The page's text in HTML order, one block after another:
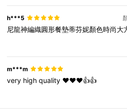
h***5
尼龍神編織圓形餐墊蒂芬妮顏色時尚大
m***m
very highquality ❤️❤️❤️👍👍